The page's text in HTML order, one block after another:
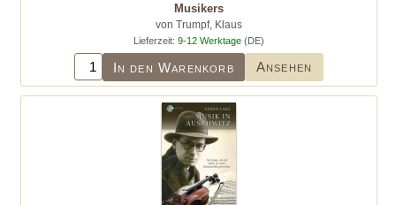
Musikers
von Trumpf, Klaus
Lieferzeit: 9-12 Werktage (DE)
In den Warenkorb Ansehen